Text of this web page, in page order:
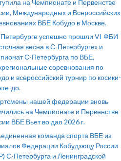
на Чемпионате и Первенстве
Международных и Всероссийских
ВБЕ Кобудо в Москве.
успешно прошли VI ФБИ
весна в С-Петербурге» и
С-Петербурга по ВБЕ,
соревнования по
и всероссийский турнир по косики-
до.
нашей федерации вновь
на Чемпионате и Первенстве
ВБЕ Вьет во дао 2026 г.
команда спорта ВБЕ из
Федерации Кобудзюцу России
С-Петербурга и Ленинградской